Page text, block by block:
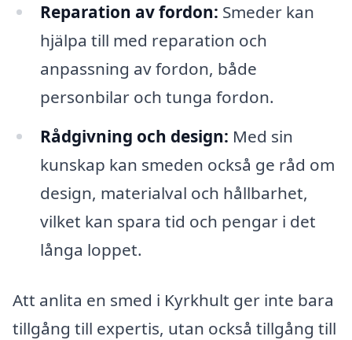
Reparation av fordon: Smeder kan
hjälpa till med reparation och
anpassning av fordon, både
personbilar och tunga fordon.
Rådgivning och design: Med sin
kunskap kan smeden också ge råd om
design, materialval och hållbarhet,
vilket kan spara tid och pengar i det
långa loppet.
Att anlita en smed i Kyrkhult ger inte bara
tillgång till expertis, utan också tillgång till